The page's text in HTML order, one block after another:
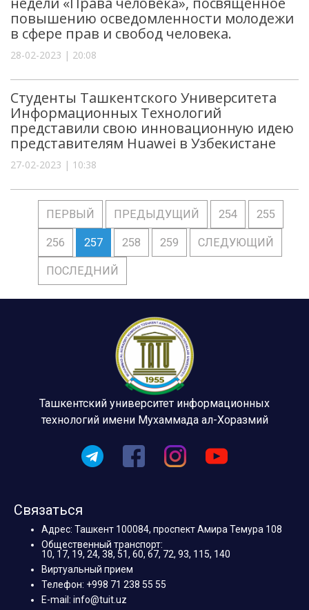
повышению осведомленности молодежи
в сфере прав и свобод человека.
28-02-2023 | 20:08
Студенты Ташкентского Университета
Информационных Технологий
представили свою инновационную идею
представителям Huawei в Узбекистане
27-02-2023 | 10:38
ПЕРВЫЙ ПРЕДЫДУЩИЙ 254 255
256 257 258 259 СЛЕДУЮЩИЙ
ПОСЛЕДНИЙ
Ташкентский университет информационных
технологий имени Мухаммада ал-Хоразмий
Связаться
Адрес: Ташкент 100084, проспект Амира Темура 108
Общественный транспорт:
10, 17, 19, 24, 38, 51, 60, 67, 72, 93, 115, 140
Виртуальный прием
Телефон: +998 71 238 55 55
E-mail: info@tuit.uz